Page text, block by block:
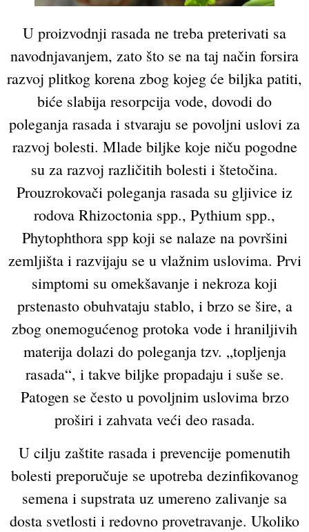
U proizvodnji rasada ne treba preterivati sa
navodnjavanjem, zato što se na taj način forsira
razvoj plitkog korena zbog kojeg će biljka patiti,
biće slabija resorpcija vode, dovodi do
poleganja rasada i stvaraju se povoljni uslovi za
razvoj bolesti. Mlade biljke koje niču pogodne
su za razvoj različitih bolesti i štetočina.
Prouzrokovači poleganja rasada su gljivice iz
rodova Rhizoctonia spp., Pythium spp.,
Phytophthora spp koji se nalaze na površini
zemljišta i razvijaju se u vlažnim uslovima. Prvi
simptomi su omekšavanje i nekroza koji
prstenasto obuhvataju stablo, i brzo se šire, a
zbog onemogućenog protoka vode i hraniljivih
materija dolazi do poleganja tzv. „topljenja
rasada“, i takve biljke propadaju i suše se.
Patogen se često u povoljnim uslovima brzo
proširi i zahvata veći deo rasada.
U cilju zaštite rasada i prevencije pomenutih
bolesti preporučuje se upotreba dezinfikovanog
semena i supstrata uz umereno zalivanje sa
dosta svetlosti i redovno provetravanje. Ukoliko